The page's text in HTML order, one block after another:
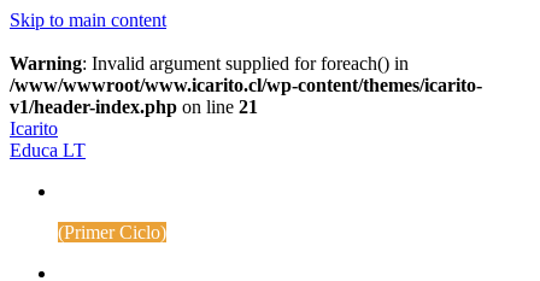
Skip to main content
Warning: Invalid argument supplied for foreach() in
/www/wwwroot/www.icarito.cl/wp-content/themes/icarito-
v1/header-index.php on line 21
Icarito
Educa LT
(Primer Ciclo)